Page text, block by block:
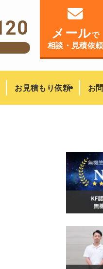
お見積もり依頼 お
メールで
相談・見積依頼